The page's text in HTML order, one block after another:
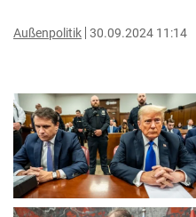
Außenpolitik 30.09.2024 11:14